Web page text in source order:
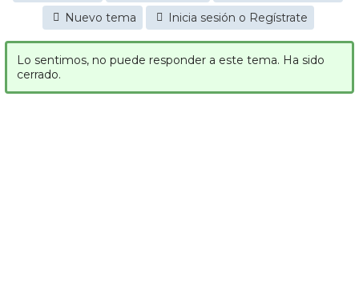
Nuevo tema
Inicia sesión o Regístrate
Lo sentimos, no puede responder a este tema. Ha sido
cerrado.